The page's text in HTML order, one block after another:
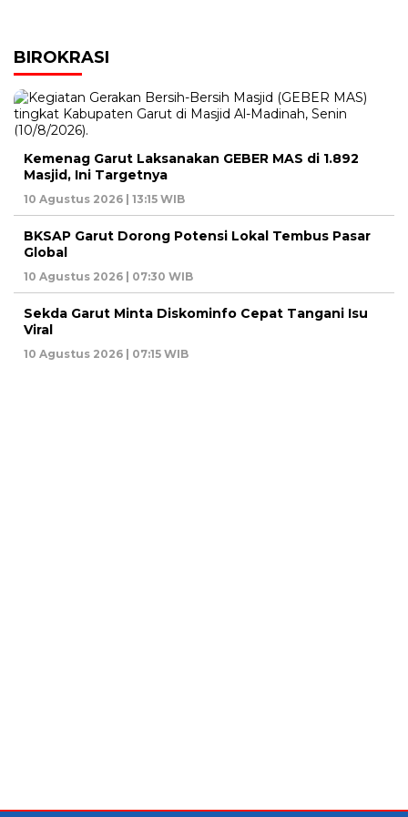
BIROKRASI
Kemenag Garut Laksanakan GEBER MAS di 1.892
Masjid, Ini Targetnya
10 Agustus 2026 | 13:15 WIB
BKSAP Garut Dorong Potensi Lokal Tembus Pasar
Global
10 Agustus 2026 | 07:30 WIB
Sekda Garut Minta Diskominfo Cepat Tangani Isu
Viral
10 Agustus 2026 | 07:15 WIB